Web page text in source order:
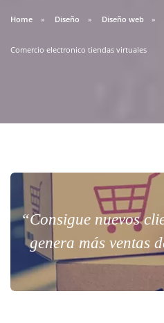
Home Diseño Diseño web
Comercio electronico tiendas virtuales
“Consigue nuevos
genera más ventas